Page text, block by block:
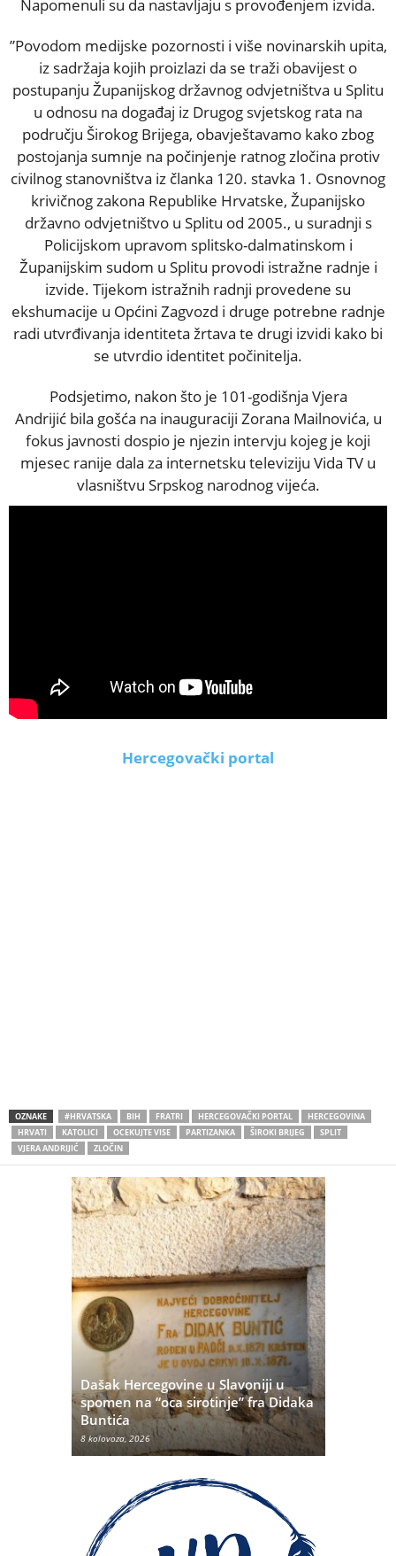
Napomenuli su da nastavljaju s provođenjem izvida.
”Povodom medijske pozornosti i više novinarskih upita,
iz sadržaja kojih proizlazi da se traži obavijest o
postupanju Županijskog državnog odvjetništva u Splitu
u odnosu na događaj iz Drugog svjetskog rata na
području Širokog Brijega, obavještavamo kako zbog
postojanja sumnje na počinjenje ratnog zločina protiv
civilnog stanovništva iz članka 120. stavka 1. Osnovnog
krivičnog zakona Republike Hrvatske, Županijsko
državno odvjetništvo u Splitu od 2005., u suradnji s
Policijskom upravom splitsko-dalmatinskom i
Županijskim sudom u Splitu provodi istražne radnje i
izvide. Tijekom istražnih radnji provedene su
ekshumacije u Općini Zagvozd i druge potrebne radnje
radi utvrđivanja identiteta žrtava te drugi izvidi kako bi
se utvrdio identitet počinitelja.
Podsjetimo, nakon što je 101-godišnja Vjera
Andrijić bila gošća na inauguraciji Zorana Mailnovića, u
fokus javnosti dospio je njezin intervju kojeg je koji
mjesec ranije dala za internetsku televiziju Vida TV u
vlasništvu Srpskog narodnog vijeća.
Hercegovački portal
OZNAKE #HRVATSKA BIH FRATRI HERCEGOVAČKI PORTAL
HERCEGOVINA
HRVATI
KATOLICI OCEKUJTE VISE PARTIZANKA ŠIROKI BRIJEG
SPLIT
VJERA ANDRIJIĆ
ZLOČIN
Dašak Hercegovine u Slavoniji u
spomen na “oca sirotinje” fra Didaka
Buntića
8 kolovoza, 2026